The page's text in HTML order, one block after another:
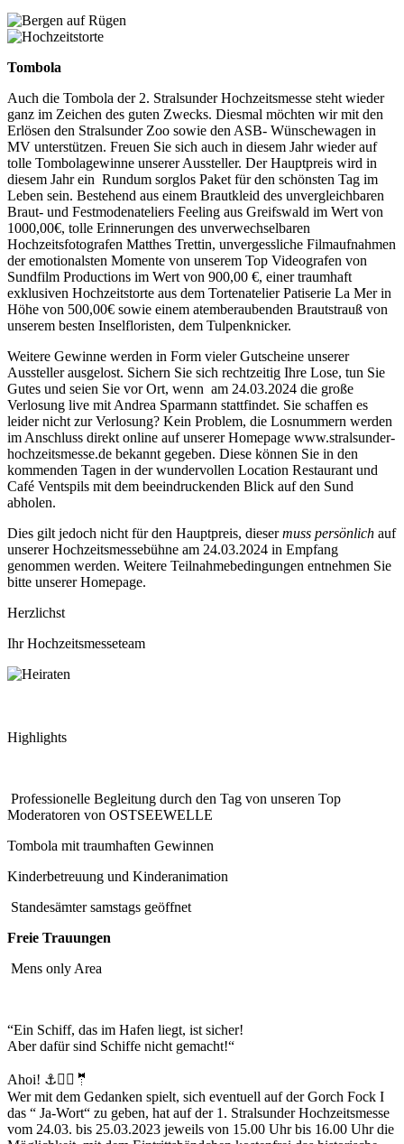
Tombola
Auch die Tombola der 2. Stralsunder Hochzeitsmesse steht wieder
ganz im Zeichen des guten Zwecks. Diesmal möchten wir mit den
Erlösen den Stralsunder Zoo sowie den ASB- Wünschewagen in
MV unterstützen. Freuen Sie sich auch in diesem Jahr wieder auf
tolle Tombolagewinne unserer Aussteller. Der Hauptpreis wird in
diesem Jahr ein Rundum sorglos Paket für den schönsten Tag im
Leben sein. Bestehend aus einem Brautkleid des unvergleichbaren
Braut- und Festmodenateliers Feeling aus Greifswald im Wert von
1000,00€, tolle Erinnerungen des unverwechselbaren
Hochzeitsfotografen Matthes Trettin, unvergessliche Filmaufnahmen
der emotionalsten Momente von unserem Top Videografen von
Sundfilm Productions im Wert von 900,00 €, einer traumhaft
exklusiven Hochzeitstorte aus dem Tortenatelier Patiserie La Mer in
Höhe von 500,00€ sowie einem atemberaubenden Brautstrauß von
unserem besten Inselfloristen, dem Tulpenknicker.
Weitere Gewinne werden in Form vieler Gutscheine unserer
Aussteller ausgelost. Sichern Sie sich rechtzeitig Ihre Lose, tun Sie
Gutes und seien Sie vor Ort, wenn am 24.03.2024 die große
Verlosung live mit Andrea Sparmann stattfindet. Sie schaffen es
leider nicht zur Verlosung? Kein Problem, die Losnummern werden
im Anschluss direkt online auf unserer Homepage www.stralsunder-
hochzeitsmesse.de bekannt gegeben. Diese können Sie in den
kommenden Tagen in der wundervollen Location Restaurant und
Café Ventspils mit dem beeindruckenden Blick auf den Sund
abholen.
Dies gilt jedoch nicht für den Hauptpreis, diesermuss persönlich auf
unserer Hochzeitsmessebühne am 24.03.2024 in Empfang
genommen werden. Weitere Teilnahmebedingungen entnehmen Sie
bitte unserer Homepage.
Herzlichst
Ihr Hochzeitsmesseteam
Highlights
Professionelle Begleitung durch den Tag von unseren Top
Moderatoren von OSTSEEWELLE
Tombola mit traumhaften Gewinnen
Kinderbetreuung und Kinderanimation
Standesämter samstags geöffnet
Freie Trauungen
Mens only Area
️“Ein Schiff, das im Hafen liegt, ist sicher!
Aber dafür sind Schiffe nicht gemacht!“
Ahoi! ⚓️👰‍♀️🤵
Wer mit dem Gedanken spielt, sich eventuell auf der Gorch Fock I
das “ Ja-Wort“ zu geben, hat auf der 1. Stralsunder Hochzeitsmesse
vom 24.03. bis 25.03.2023 jeweils von 15.00 Uhr bis 16.00 Uhr die